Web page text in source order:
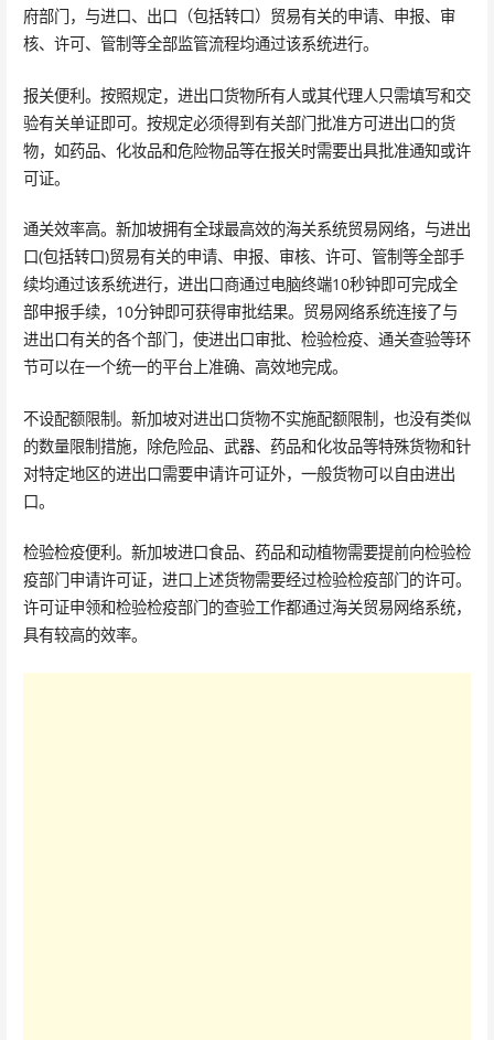
府部门，与进口、出口（包括转口）贸易有关的申请、申报、审
核、许可、管制等全部监管流程均通过该系统进行。
报关便利。按照规定，进出口货物所有人或其代理人只需填写和交
验有关单证即可。按规定必须得到有关部门批准方可进出口的货
物，如药品、化妆品和危险物品等在报关时需要出具批准通知或许
可证。
通关效率高。新加坡拥有全球最高效的海关系统贸易网络，与进出
口(包括转口)贸易有关的申请、申报、审核、许可、管制等全部手
续均通过该系统进行，进出口商通过电脑终端10秒钟即可完成全
部申报手续，10分钟即可获得审批结果。贸易网络系统连接了与
进出口有关的各个部门，使进出口审批、检验检疫、通关查验等环
节可以在一个统一的平台上准确、高效地完成。
不设配额限制。新加坡对进出口货物不实施配额限制，也没有类似
的数量限制措施，除危险品、武器、药品和化妆品等特殊货物和针
对特定地区的进出口需要申请许可证外，一般货物可以自由进出
口。
检验检疫便利。新加坡进口食品、药品和动植物需要提前向检验检
疫部门申请许可证，进口上述货物需要经过检验检疫部门的许可。
许可证申领和检验检疫部门的查验工作都通过海关贸易网络系统，
具有较高的效率。